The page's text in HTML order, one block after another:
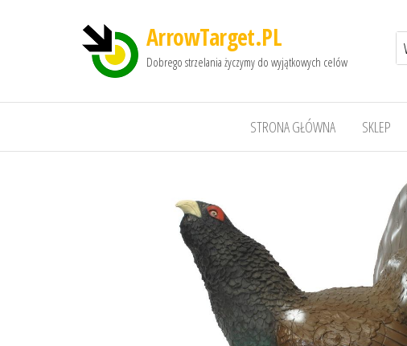
ArrowTarget.PL
Dobrego strzelania życzymy do wyjątkowych celów
STRONA GŁÓWNA SKLEP